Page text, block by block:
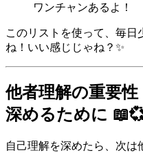
ワンチャンあるよ！
このリストを使って、毎日
ね！いい感じじゃね？✨
他者理解の重要
深めるために
自己理解を深めたら、次は